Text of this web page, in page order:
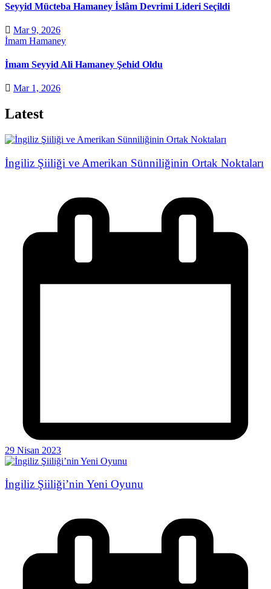
Seyyid Mücteba Hamaney İslâm Devrimi Lideri Seçildi
Mar 9, 2026
İmam Hamaney
İmam Seyyid Ali Hamaney Şehid Oldu
Mar 1, 2026
Latest
İngiliz Şiiliği ve Amerikan Sünniliğinin Ortak Noktaları
29 Nisan 2023
İngiliz Şiiliği’nin Yeni Oyunu